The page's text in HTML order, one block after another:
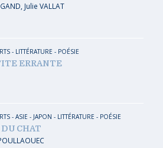
Julie VALLAT
- LITTÉRATURE - POÉSIE
ERRANTE
- ASIE - JAPON - LITTÉRATURE - POÉSIE
CHAT